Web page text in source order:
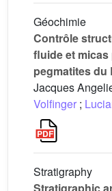
Géochimie
Contrôle
fluide et
pegmatites du
Jacques
Volfinger ;
Stratigraphy